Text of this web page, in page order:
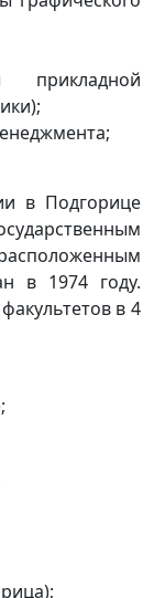
прикладной
в Подгорице
в 1974 году.
в 4